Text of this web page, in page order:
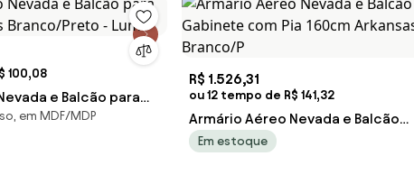
100,08
e Balcão para
Branco/Preto - Lum
em MDF/MDP
R$ 1.526,31
ou 12 tempo de R$ 141,32
Armário Aéreo Nevada e Balcão
Gabinete com Pia 160cm Arkansas
Em estoque